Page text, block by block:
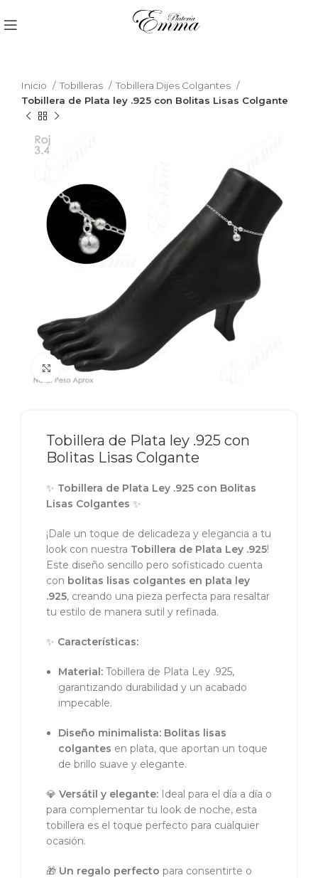
Inicio Tobilleras
Tobillera Dijes Colgantes
Tobillera de Plata ley .925 con Bolitas Lisas Colgante
Click to enlarge
Tobillera de Plata ley .925 con
Bolitas Lisas Colgante
✨ Tobillera de Plata Ley .925 con Bolitas
Lisas Colgantes ✨
¡Dale un toque de delicadeza y elegancia a tu
look con nuestra Tobillera de Plata Ley .925!
Este diseño sencillo pero sofisticado cuenta
con bolitas lisas colgantes en plata ley
.925, creando una pieza perfecta para resaltar
tu estilo de manera sutil y refinada.
✨ Características:
Material: Tobillera de Plata Ley .925,
garantizando durabilidad y un acabado
impecable.
Diseño minimalista: Bolitas lisas
colgantes en plata, que aportan un toque
de brillo suave y elegante.
💎 Versátil y elegante: Ideal para el día a día o
para complementar tu look de noche, esta
tobillera es el toque perfecto para cualquier
ocasión.
🎁 Un regalo perfecto para consentirte o